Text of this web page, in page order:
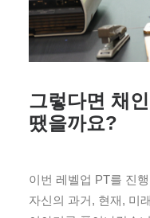
그렇다면 채
땠을까요?
이번 레벨업 PT를 진
자신의 과거, 현재, 미